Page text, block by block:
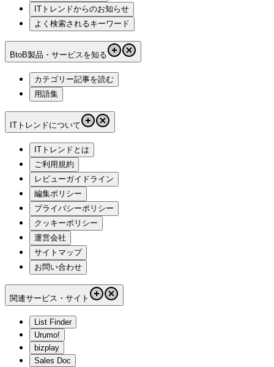
ITトレンドからのお知らせ
よく検索されるキーワード
BtoB製品・サービスを知る
カテゴリー記事を読む
用語集
ITトレンドについて
ITトレンドとは
ご利用規約
レビューガイドライン
編集ポリシー
プライバシーポリシー
クッキーポリシー
運営会社
サイトマップ
お問い合わせ
関連サービス・サイト
List Finder
Urumo!
bizplay
Sales Doc